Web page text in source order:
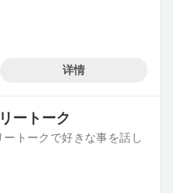
详情
ートーク
トークで好きな事を話し